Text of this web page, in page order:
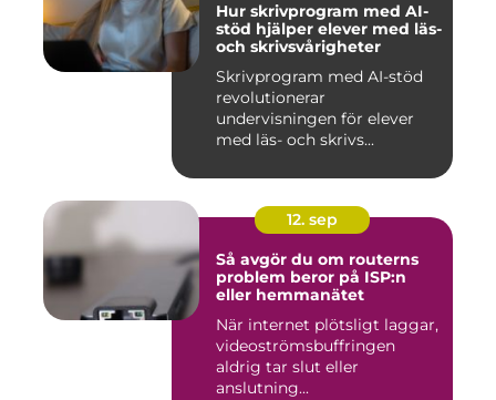
Hur skrivprogram med AI-
stöd hjälper elever med läs-
och skrivsvårigheter
Skrivprogram med AI-stöd
revolutionerar
undervisningen för elever
med läs- och skrivs...
12. sep
Så avgör du om routerns
problem beror på ISP:n
eller hemmanätet
När internet plötsligt laggar,
videoströmsbuffringen
aldrig tar slut eller
anslutning...